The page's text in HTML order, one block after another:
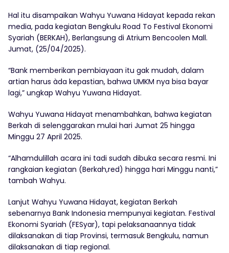
Hal itu disampaikan Wahyu Yuwana Hidayat kepada rekan
media, pada kegiatan Bengkulu Road To Festival Ekonomi
Syariah (BERKAH), Berlangsung di Atrium Bencoolen Mall.
Jumat, (25/04/2025).
“Bank memberikan pembiayaan itu gak mudah, dalam
artian harus àda kepastian, bahwa UMKM nya bisa bayar
lagi,” ungkap Wahyu Yuwana Hidayat.
Wahyu Yuwana Hidayat menambahkan, bahwa kegiatan
Berkah di selenggarakan mulai hari Jumat 25 hingga
Minggu 27 April 2025.
“Alhamdulillah acara ini tadi sudah dibuka secara resmi. Ini
rangkaian kegiatan (Berkah,red) hingga hari Minggu nanti,”
tambah Wahyu.
Lanjut Wahyu Yuwana Hidayat, kegiatan Berkah
sebenarnya Bank Indonesia mempunyai kegiatan. Festival
Ekonomi Syariah (FESyar), tapi pelaksanaannya tidak
dilaksanakan di tiap Provinsi, termasuk Bengkulu, namun
dilaksanakan di tiap regional.